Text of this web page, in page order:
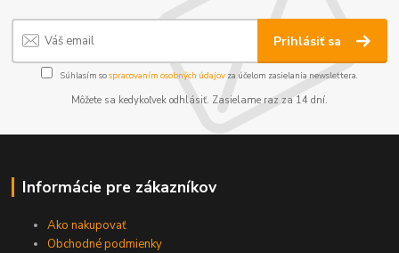
Prihlásiť sa
Súhlasím sospracovaním osobných údajov za účelom zasielania newslettera.
Môžete sa kedykoľvek odhlásiť. Zasielame raz za 14 dní.
Informácie pre zákazníkov
Ako nakupovať
Obchodné podmienky